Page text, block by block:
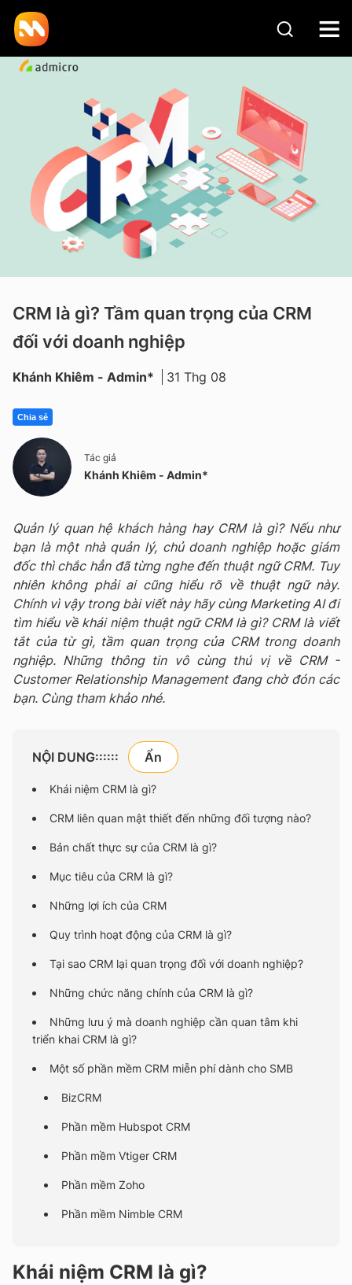
CRM là gì? Tầm quan trọng của CRM
đối với doanh nghiệp
Khánh Khiêm - Admin* 31 Thg 08
Chia sẻ
Tác giả
Khánh Khiêm - Admin*
Quản lý quan hệ khách hàng hay CRM là gì? Nếu như
bạn là một nhà quản lý, chủ doanh nghiệp hoặc giám
đốc thì chắc hẳn đã từng nghe đến thuật ngữ CRM. Tuy
nhiên không phải ai cũng hiểu rõ về thuật ngữ này.
Chính vì vậy trong bài viết này hãy cùng Marketing AI đi
tìm hiểu về khái niệm thuật ngữ CRM là gì? CRM là viết
tắt của từ gì, tầm quan trọng của CRM trong doanh
nghiệp. Những thông tin vô cùng thú vị về CRM -
Customer Relationship Management đang chờ đón các
bạn. Cùng tham khảo nhé.
NỘI DUNG::::::
Khái niệm CRM là gì?
CRM liên quan mật thiết đến những đối tượng nào?
Bản chất thực sự của CRM là gì?
Mục tiêu của CRM là gì?
Những lợi ích của CRM
Quy trình hoạt động của CRM là gì?
Tại sao CRM lại quan trọng đối với doanh nghiệp?
Những chức năng chính của CRM là gì?
Những lưu ý mà doanh nghiệp cần quan tâm khi
triển khai CRM là gì?
Một số phần mềm CRM miễn phí dành cho SMB
BizCRM
Phần mềm Hubspot CRM
Phần mềm Vtiger CRM
Phần mềm Zoho
Phần mềm Nimble CRM
Khái niệm CRM là gì?